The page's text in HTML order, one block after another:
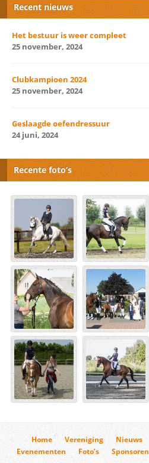
Recent nieuws
Het bestuur is weer compleet
25 november, 2024
Clubkampioen 2024
25 november, 2024
Geslaagde oefendressuur
24 juni, 2024
Recente foto’s
Home Vereniging Nieuws
Evenementen
Foto’s Sponsoren